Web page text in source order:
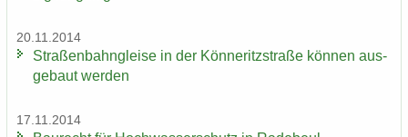
20.11.2014
Stra­ßen­bahn­glei­se in der Kön­ne­ritz­stra­ße kön­nen aus­
ge­baut wer­den
17.11.2014